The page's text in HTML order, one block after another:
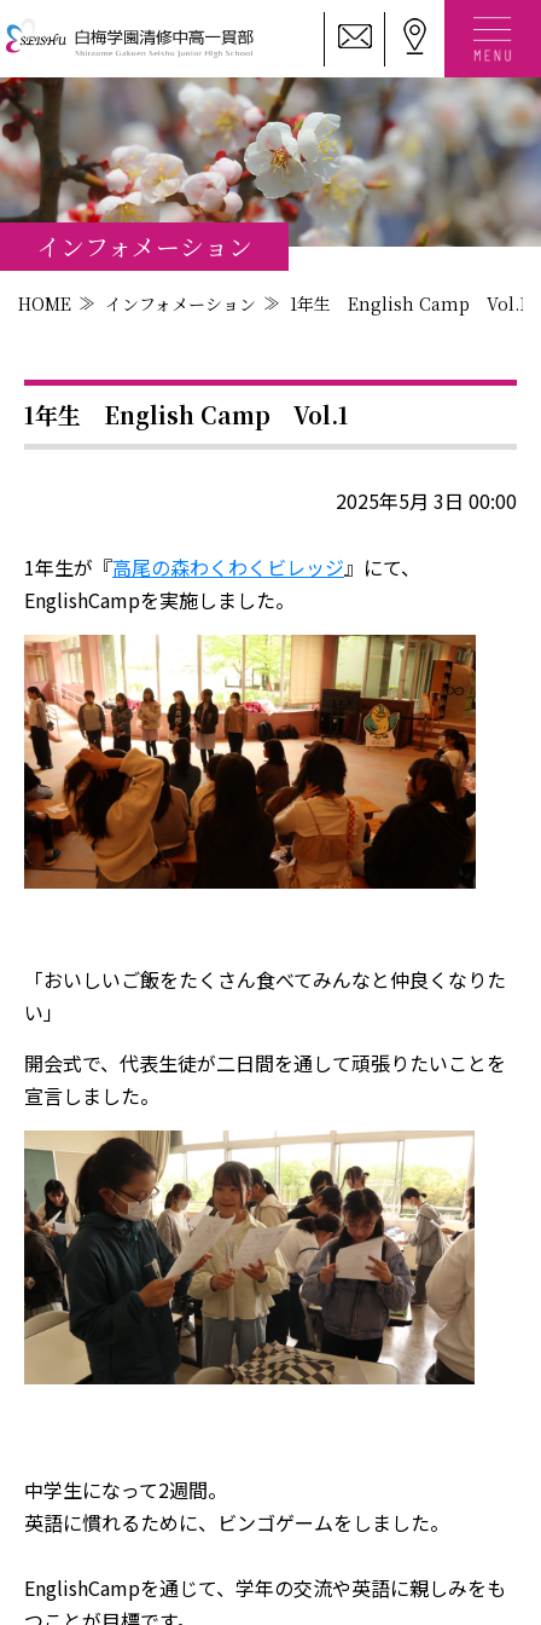
インフォメーション
HOME インフォメーション 1年生 English Camp Vol.1
1年生 English Camp Vol.1
2025年5月 3日 00:00
1年生が『高尾の森わくわくビレッジ』にて、
EnglishCampを実施しました。
「おいしいご飯をたくさん食べてみんなと仲良くなりた
い」
開会式で、代表生徒が二日間を通して頑張りたいことを
宣言しました。
中学生になって2週間。
英語に慣れるために、ビンゴゲームをしました。
EnglishCampを通じて、学年の交流や英語に親しみをも